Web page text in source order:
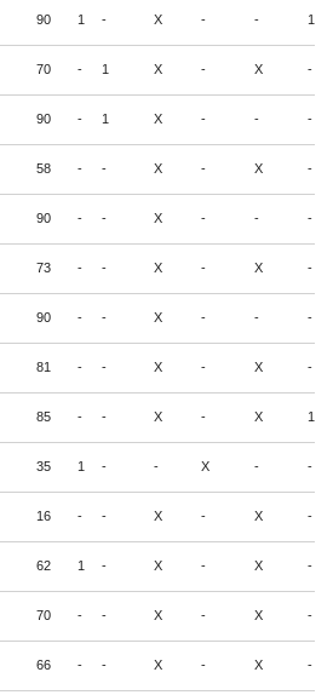
90 1 - X - - 1
70 - 1 X - X -
90 - 1 X - - -
58 - - X - X -
90 - - X - - -
73 - - X - X -
90 - - X - - -
81 - - X - X -
85 - - X - X 1
35 1 - - X - -
16 - - X - X -
62 1 - X - X -
70 - - X - X -
66 - - X - X -